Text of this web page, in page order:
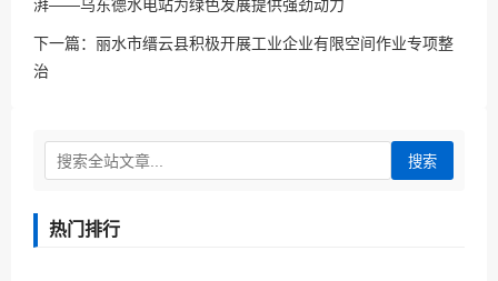
湃——乌东德水电站为绿色发展提供强劲动力
下一篇： 丽水市缙云县积极开展工业企业有限空间作业专项整
治
搜索
热门排行